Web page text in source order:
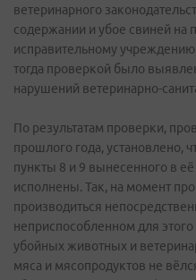
ветеринарного
содержании и убое свиней на
исправительному
тогда проверкой было
нарушений ветеринарно-
По результатам проверки,
прошлого года, установлено,
пункты 8 и 9 вынесенного в
исполнены. Так, на момент
производиться
неприспособленном для этого
убойных животных и
мяса и мясопродуктов не